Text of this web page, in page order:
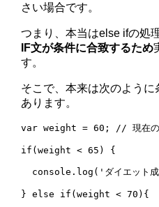
さい場合です。
つまり、本当はelse ifの処
IF文が条件に合致するため
す。
そこで、本来は次のよう
あります。
var weight = 60; // 現在の
if(weight < 65) {
console.log('ダイエット成
} else if(weight < 70){